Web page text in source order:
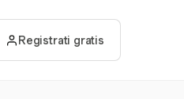
Registrati gratis